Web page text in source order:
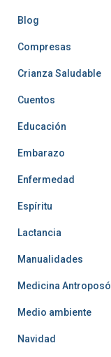
Blog
Compresas
Crianza Saludable
Cuentos
Educación
Embarazo
Enfermedad
Espíritu
Lactancia
Manualidades
Medicina
Medio ambiente
Navidad